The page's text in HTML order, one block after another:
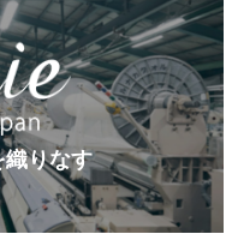
織りなす